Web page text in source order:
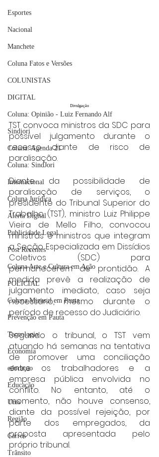
Esportes
Nacional
Manchete
Coluna Fatos e Versões
COLUNISTAS
DIGITAL
Coluna: Opinião - Luiz Fernando Alf
Sindjori
Coluna: Agenda 21
Coluna: SindJori
Internacional
Coluna Jurídica
Alerta Digital
Publicidade Legal
Post Recentes
Coluna Arte e Cultura em Ação
POLICIAL
Coluna Minasul em Pauta
Prevenção em Pauta
Tecnologia
Economia
educaçao
Educação
Unis
Região
Carros
Trânsito
Divulgação
TST convoca ministros da SDC para
possível julgamento durante o
recesso diante de risco de
paralisação.
Diante da possibilidade de
paralisação de serviços, o
presidente do Tribunal Superior do
Trabalho (TST), ministro Luiz Philippe
Vieira de Mello Filho, convocou
ministras e ministros que integram
a Seção Especializada em Dissídios
Coletivos (SDC) para
permanecerem de prontidão. A
medida prevê a realização de
julgamento imediato, caso seja
necessário, mesmo durante o
período de recesso do Judiciário.
Segundo o tribunal, o TST vem
atuando há semanas na tentativa
de promover uma conciliação
entre os trabalhadores e a
empresa pública envolvida no
conflito. No entanto, até o
momento, não houve consenso,
diante da possível rejeição, por
parte dos empregados, da
proposta apresentada pelo
próprio tribunal.